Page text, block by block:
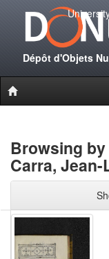
Dépôt d'Objets
Browsing
Carra, Jean-